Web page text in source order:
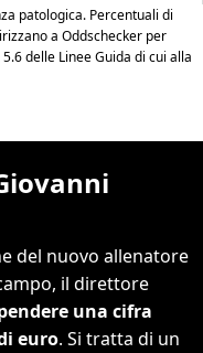
del nuovo allenatore
il direttore
una cifra
euro. Si tratta di un